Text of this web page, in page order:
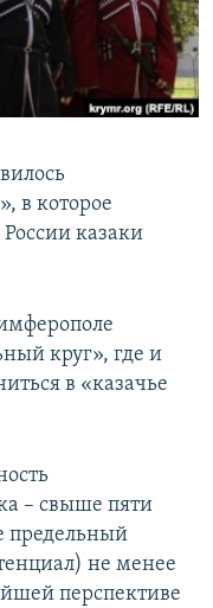
в которое
казаки
круг», где и
в «казачье
– свыше пяти
предельный
не менее
перспективе